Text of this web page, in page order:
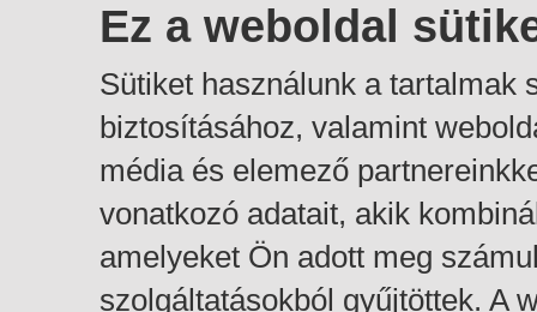
Ez a weboldal
Sütiket használunk a tartalmak
biztosításához, valamint
média és elemező
vonatkozó adatait, akik
amelyeket Ön adott meg
szolgáltatásokból gyűjtöttek. A